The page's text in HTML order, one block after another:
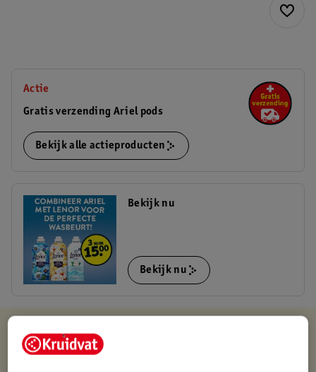
Actie
Gratis verzending Ariel pods
Bekijk alle actieproducten
Bekijk nu
Bekijk nu
Kruidvat is altijd voordelig